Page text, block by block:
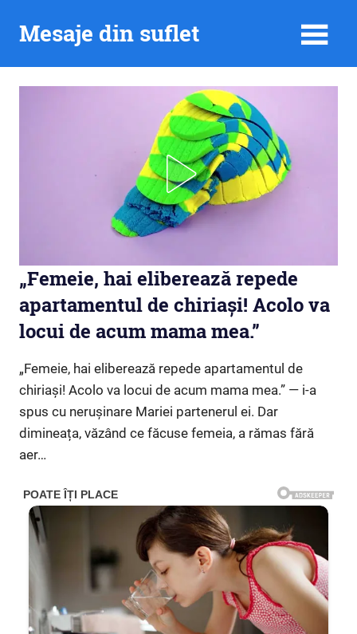
Mesaje din suflet
„Femeie, hai eliberează repede
apartamentul de chiriași! Acolo va
locui de acum mama mea.”
„Femeie, hai eliberează repede apartamentul de
chiriași! Acolo va locui de acum mama mea.” — i-a
spus cu nerușinare Mariei partenerul ei. Dar
dimineața, văzând ce făcuse femeia, a rămas fără
aer…